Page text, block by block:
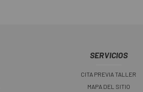
SERVICIOS
CITA PREVIA TALLER
MAPA DEL SITIO